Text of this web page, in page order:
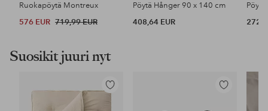
Ruokapöytä Montreux
576 EUR 719,99 EUR
Pöytä Hånger 90 x 140 cm
408,64 EUR
Suosikit juuri nyt
Lisää
Lisää